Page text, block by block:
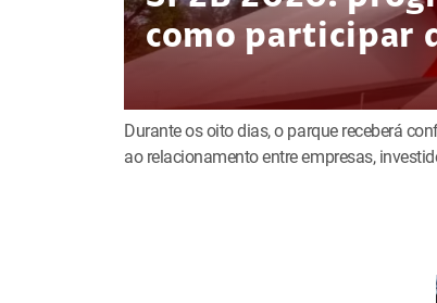
como participar
Durante os oito dias, o parque receberá
ao relacionamento entre empresas,